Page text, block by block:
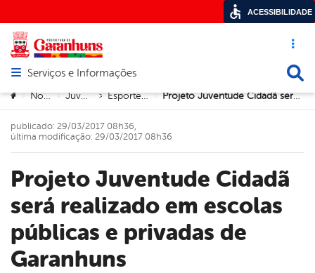
Acesso
Abrir menu principal de navegação
Serviços e Informações
Você está aqui:
> Notícias > Juventude > Esporte e Lazer > Projeto Juventude Cidadã será realizado em escolas públicas e privadas de Garanhuns
Projeto Juventude Cidadã
será realizado em escolas
públicas e privadas de
Garanhuns
publicado: 29/03/2017 08h36,
última modificação: 29/03/2017 08h36
ACESSIBILIDADE